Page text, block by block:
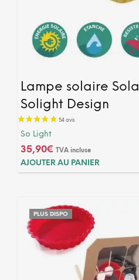
Lampe solaire
Solight Design
So Light
35,90€ TVA incluse
AJOUTER AU PANIER
PLUS DISPO